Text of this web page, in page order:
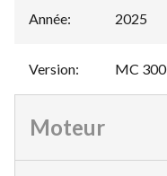
Année: 2025
Version: MC 300
Moteur